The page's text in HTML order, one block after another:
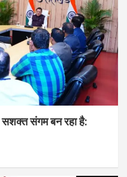
सशक्त संगम बन रहा है: